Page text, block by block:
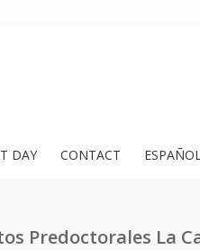
DAY CONTACT
Predoctorales La